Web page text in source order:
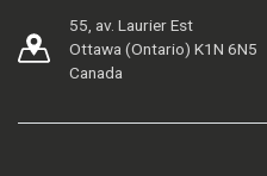
55, av. Laurier Est
Ottawa (Ontario) K1N 6N5
Canada